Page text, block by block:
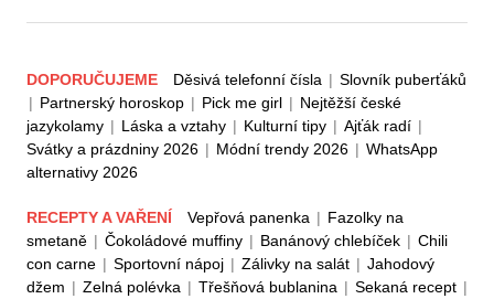
DOPORUČUJEME Děsivá telefonní čísla | Slovník puberťáků
| Partnerský horoskop | Pick me girl | Nejtěžší české
jazykolamy | Láska a vztahy | Kulturní tipy | Ajťák radí |
Svátky a prázdniny 2026 | Módní trendy 2026 | WhatsApp
alternativy 2026
RECEPTY A VAŘENÍ Vepřová panenka | Fazolky na
smetaně | Čokoládové muffiny | Banánový chlebíček | Chili
con carne | Sportovní nápoj | Zálivky na salát | Jahodový
džem | Zelná polévka | Třešňová bublanina | Sekaná recept |